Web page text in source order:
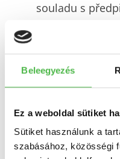
Beleegyezés
Ez a weboldal sütiket
Sütiket használunk a
szabásához, közösségi
souladu s
údajů –,
zápis, přičemž
podpisem, a
Od prošetření
jej podal
nebo osoba,